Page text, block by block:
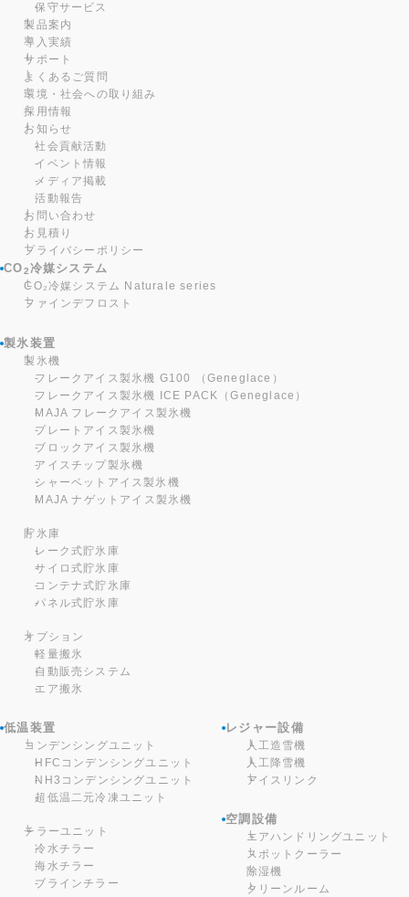
保守サービス
製品案内
導入実績
サポート
よくあるご質問
環境・社会への取り組み
採用情報
お知らせ
社会貢献活動
イベント情報
メディア掲載
活動報告
お問い合わせ
お見積り
プライバシーポリシー
CO2冷媒システム
CO₂冷媒システム Naturale series
ファインデフロスト
製氷装置
製氷機
フレークアイス製氷機 G100 （Geneglace）
フレークアイス製氷機 ICE PACK（Geneglace）
MAJA フレークアイス製氷機
プレートアイス製氷機
ブロックアイス製氷機
アイスチップ製氷機
シャーベットアイス製氷機
MAJA ナゲットアイス製氷機
貯氷庫
レーク式貯氷庫
サイロ式貯氷庫
コンテナ式貯氷庫
パネル式貯氷庫
オプション
軽量搬氷
自動販売システム
エア搬氷
低温装置
コンデンシングユニット
HFCコンデンシングユニット
NH3コンデンシングユニット
超低温二元冷凍ユニット
チラーユニット
冷水チラー
海水チラー
ブラインチラー
レジャー設備
人工造雪機
人工降雪機
アイスリンク
空調設備
エアハンドリングユニット
スポットクーラー
除湿機
クリーンルーム